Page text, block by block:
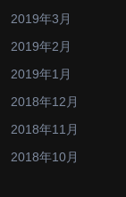
2019年3月
2019年2月
2019年1月
2018年12月
2018年11月
2018年10月